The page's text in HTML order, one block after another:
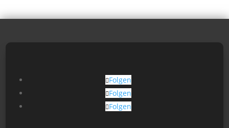
Folgen
Folgen
Folgen